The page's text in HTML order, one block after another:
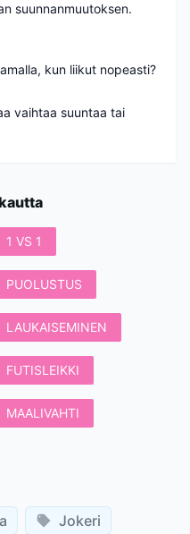
suunnanmuutoksen.
kun liikut nopeasti?
vaihtaa suuntaa tai
1 VS 1
PUOLUSTUS
LAUKAISEMINEN
FUTISLEIKKI
MAALIVAHTI
Jokeri